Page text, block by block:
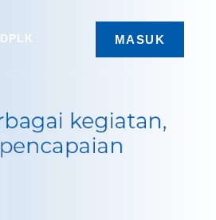
DPLK MASUK